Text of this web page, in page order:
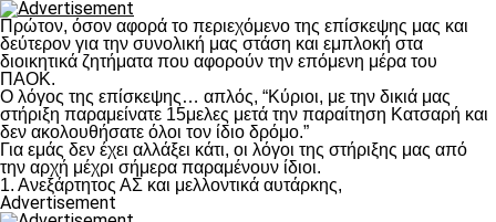
Πρώτον, όσον αφορά το περιεχόμενο της επίσκεψης μας και
δεύτερον για την συνολική μας στάση και εμπλοκή στα
διοικητικά ζητήματα που αφορούν την επόμενη μέρα του
ΠΑΟΚ.
Ο λόγος της επίσκεψης… απλός, “Κύριοι, με την δικιά μας
στήριξη παραμείνατε 15μελες μετά την παραίτηση Κατσαρή και
δεν ακολουθήσατε όλοι τον ίδιο δρόμο.”
Για εμάς δεν έχει αλλάξει κάτι, οι λόγοι της στήριξης μας από
την αρχή μέχρι σήμερα παραμένουν ίδιοι.
1. Ανεξάρτητος ΑΣ και μελλοντικά αυτάρκης,
Advertisement